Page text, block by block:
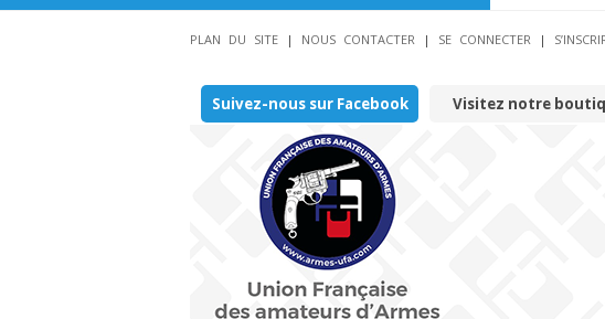
PLAN DU SITE | NOUS CONTACTER | SE CONNECTER |
Suivez-nous sur Facebook Visitez notre